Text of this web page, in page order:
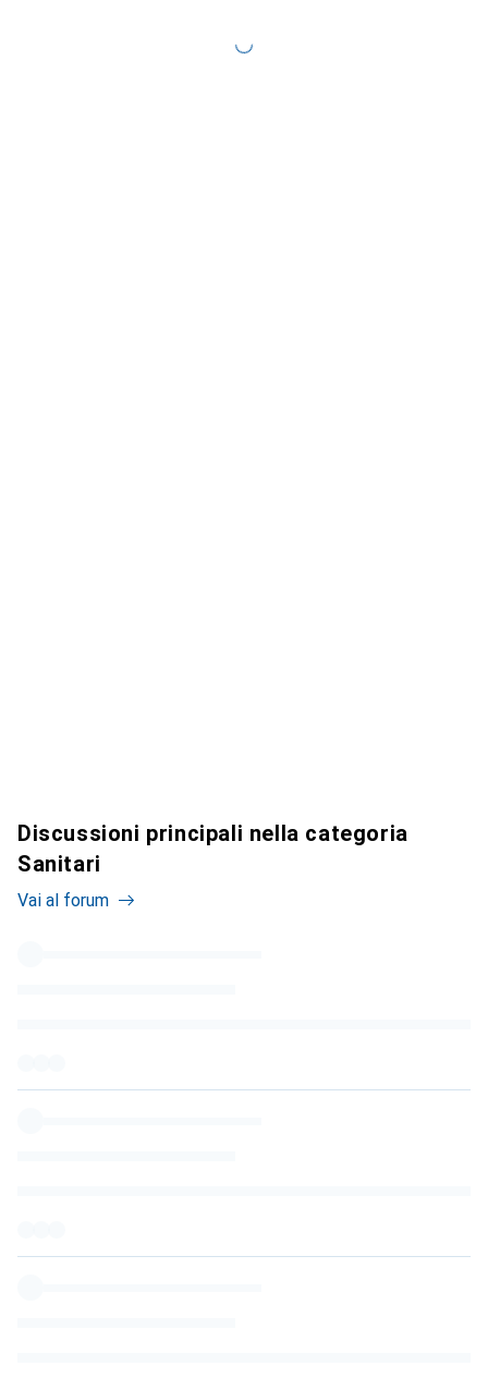
Discussioni principali nella categoria
Sanitari
Vai al forum